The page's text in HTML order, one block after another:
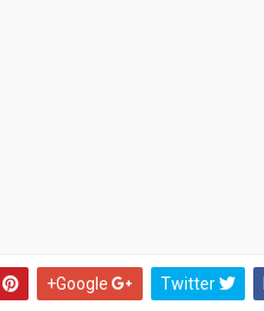
Twitter
Google+